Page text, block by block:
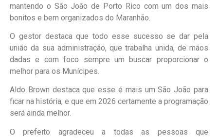
mantendo o São João de Porto Rico com um dos mais
bonitos e bem organizados do Maranhão.
O gestor destaca que todo esse sucesso se dar pela
união da sua administração, que trabalha unida, de mãos
dadas e com foco sempre um buscar proporcionar o
melhor para os Munícipes.
Aldo Brown destaca que esse é mais um São João para
ficar na história, e que em 2026 certamente a programação
será ainda melhor.
O prefeito agradeceu a todas as pessoas que